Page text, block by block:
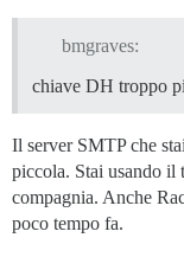
bmgraves:
chiave DH troppo
Il server SMTP che
piccola. Stai usando il
compagnia. Anche
poco tempo fa.